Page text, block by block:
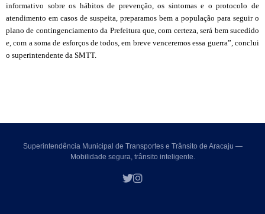
informativo sobre os hábitos de prevenção, os sintomas e o protocolo de
atendimento em casos de suspeita, preparamos bem a população para seguir o
plano de contingenciamento da Prefeitura que, com certeza, será bem sucedido
e, com a soma de esforços de todos, em breve venceremos essa guerra”, conclui
o superintendente da SMTT.
Superintendência Municipal de Transportes e Trânsito de Aracaju —
Mobilidade segura, trânsito inteligente.